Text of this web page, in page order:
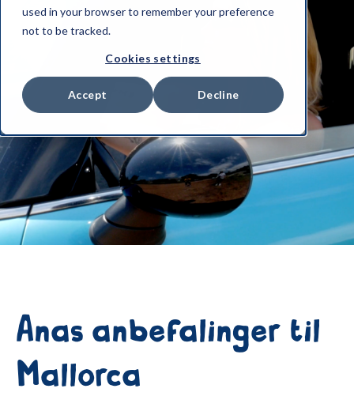
used in your browser to remember your preference
not to be tracked.
Cookies settings
Accept Decline
Anas anbefalinger til
Mallorca